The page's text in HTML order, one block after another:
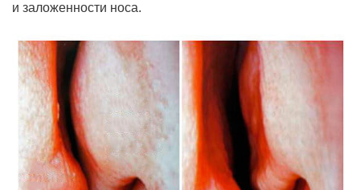
и заложенности носа.